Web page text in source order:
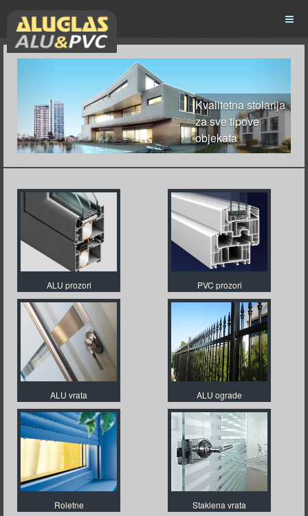
Kvalitetna stolarija
za sve tipove
objekata
ALU prozori PVC prozori
ALU vrata ALU ograde
Roletne Staklena vrata